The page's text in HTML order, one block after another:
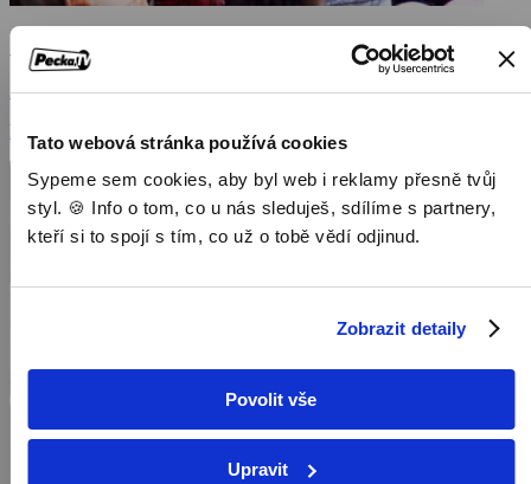
Tato webová stránka používá cookies
Sypeme sem cookies, aby byl web i reklamy přesně tvůj
styl. 🍪 Info o tom, co u nás sleduješ, sdílíme s partnery,
kteří si to spojí s tím, co už o tobě vědí odjinud.
Zobrazit detaily
Povolit vše
Upravit
Singapur, sen či noční můra
2023, Francie, 55 min
Dokumenty / Cestopisné dokumenty